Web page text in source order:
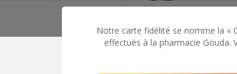
Notre carte fidélité se nomme la «
effectués à la pharmacie Gouda.